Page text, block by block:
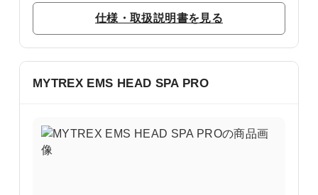
仕様・取扱説明書を見る
MYTREX EMS HEAD SPA PRO